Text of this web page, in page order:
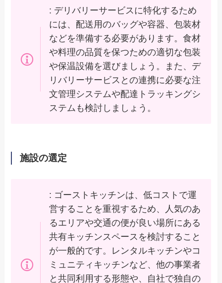
: デリバリーサービスに特化するため
には、配送用のバッグや容器、包装材
などを準備する必要があります。食材
や料理の品質を保つための適切な包装
や保温設備を選びましょう。また、デ
リバリーサービスとの連携に必要な注
文管理システムや配達トラッキングシ
ステムも検討しましょう。
施設の選定
: ゴーストキッチンは、低コストで運
営することを重視するため、人気のあ
るエリアや交通の便が良い場所にある
共有キッチンスペースを検討すること
が一般的です。レンタルキッチンやコ
ミュニティキッチンなど、他の事業者
と共同利用する形態や、自社で独自の